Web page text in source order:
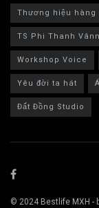
Thương hiệu hàng
TS Phi Thanh Vânn
Workshop Voice
Yêu đời ta hát
Đất Đồng Studio
© 2024 Bestlife MXH -